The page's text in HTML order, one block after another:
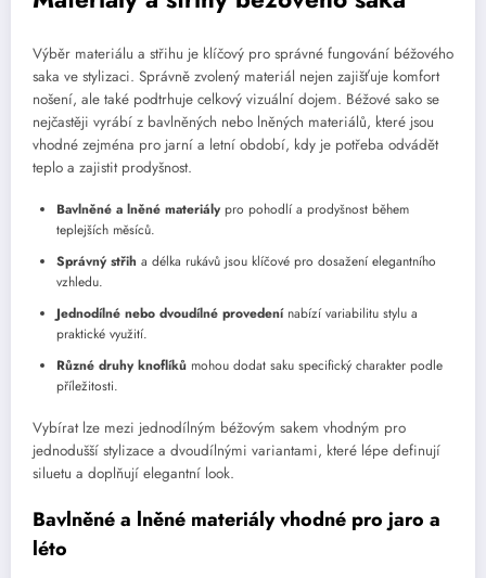
Výběr materiálu a střihu je klíčový pro správné fungování béžového
saka ve stylizaci. Správně zvolený materiál nejen zajišťuje komfort
nošení, ale také podtrhuje celkový vizuální dojem. Béžové sako se
nejčastěji vyrábí z bavlněných nebo lněných materiálů, které jsou
vhodné zejména pro jarní a letní období, kdy je potřeba odvádět
teplo a zajistit prodyšnost.
Bavlněné a lněné materiálypro pohodlí a prodyšnost během
teplejších měsíců.
Správný střih a délka rukávů jsou klíčové pro dosažení elegantního
vzhledu.
Jednodílné nebo dvoudílné provedenínabízí variabilitu stylu a
praktické využití.
Různé druhy knoflíků mohou dodat saku specifický charakter podle
příležitosti.
Vybírat lze mezi jednodílným béžovým sakem vhodným pro
jednodušší stylizace a dvoudílnými variantami, které lépe definují
siluetu a doplňují elegantní look.
Bavlněné a lněné materiály vhodné pro jaro a
léto